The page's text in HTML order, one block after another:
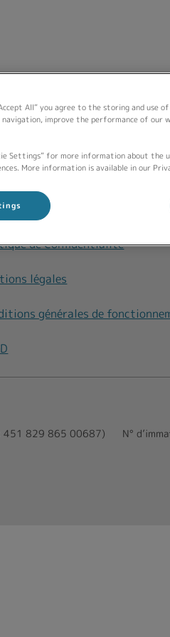
Accueil La
de votre vie privée
de Confidentialité
légales
générales de
: 451 829 865 00687) N°
All” you agree to the storing and use
navigation, improve the performance of our
Settings” for more information about the
More information is available in our